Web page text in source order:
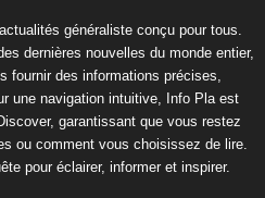
généraliste conçu pour tous.
dernières nouvelles du monde entier,
fournir des informations précises,
une navigation intuitive, Info Pla est
garantissant que vous restez
ou comment vous choisissez de lire.
pour éclairer, informer et inspirer.